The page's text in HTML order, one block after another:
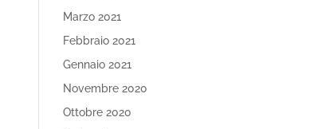
Marzo 2021
Febbraio 2021
Gennaio 2021
Novembre 2020
Ottobre 2020